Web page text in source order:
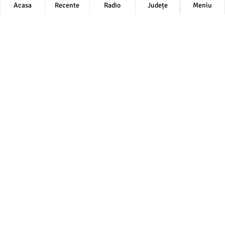
Social
Winners, Losers After Packers’
Acasa Recente Radio Județe Meniu